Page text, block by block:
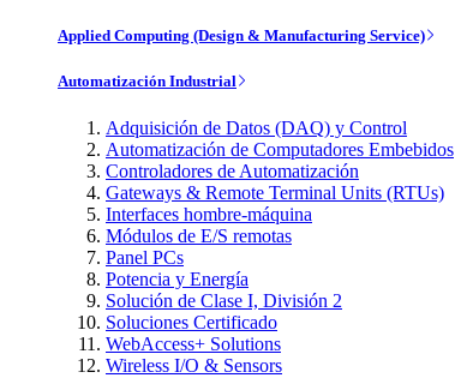
Applied Computing (Design & Manufacturing Service)
Automatización Industrial
Adquisición de Datos (DAQ) y Control
Automatización de Computadores Embebidos
Controladores de Automatización
Gateways & Remote Terminal Units (RTUs)
Interfaces hombre-máquina
Módulos de E/S remotas
Panel PCs
Potencia y Energía
Solución de Clase I, División 2
Soluciones Certificado
WebAccess+ Solutions
Wireless I/O & Sensors